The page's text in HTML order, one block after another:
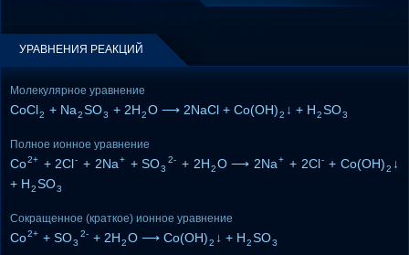
УРАВНЕНИЯ РЕАКЦИЙ
Молекулярное уравнение
CoCl2 + Na2SO3 + 2H2O ⟶ 2NaCl + Co(OH)2 ↓ + H2SO3
Полное ионное уравнение
Co2+ + 2Cl- + 2Na+ + SO3
2- + 2H2O ⟶ 2Na+ + 2Cl- + Co(OH)2 ↓
+ H2SO3
Сокращенное (краткое) ионное уравнение
Co2+ + SO3
2- + 2H2O ⟶ Co(OH)2 ↓ + H2SO3